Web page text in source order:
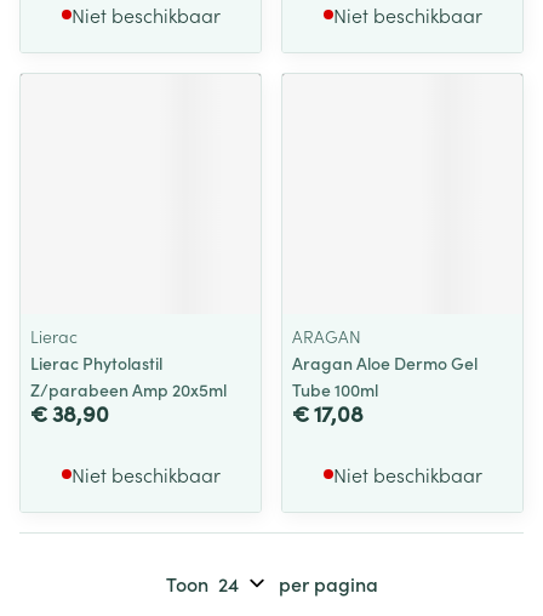
Niet beschikbaar Niet beschikbaar
Lierac
Lierac Phytolastil
Z/parabeen Amp 20x5ml
€ 38,90
Niet beschikbaar
ARAGAN
Aragan Aloe Dermo Gel
Tube 100ml
€ 17,08
Niet beschikbaar
Toon per pagina